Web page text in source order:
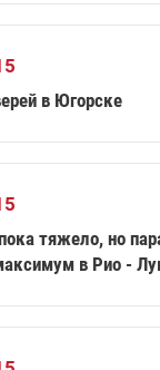
в Югорске
тяжело, но
в Рио -